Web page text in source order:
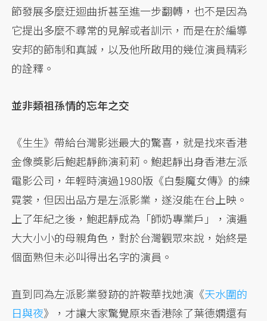
節發展多麼迂迴曲折甚至進一步翻轉，也不是因為
它提出多麼不尋常的見解或者訓示，而是在於編導
安邦的節制和真誠，以及他所啟用的幾位演員精彩
的詮釋。
並非類祖孫情的忘年之交
《生生》帶給台灣影迷最大的驚喜，就是找來香港
金像獎影后鮑起靜飾演莉莉。鮑起靜出身香港左派
電影公司，年輕時演過1980版《白髮魔女傳》的練
霓裳，但因出品方是左派影業，遂沒能在台上映。
上了年紀之後，鮑起靜成為「師奶專業戶」，演遍
大大小小的母親角色，對於台灣觀眾來說，始終是
個面熟但未必叫得出名字的演員。
直到同為左派影業發跡的許鞍華找她演《天水圍的
日與夜》，才讓大家驚覺原來香港除了葉德嫻還有